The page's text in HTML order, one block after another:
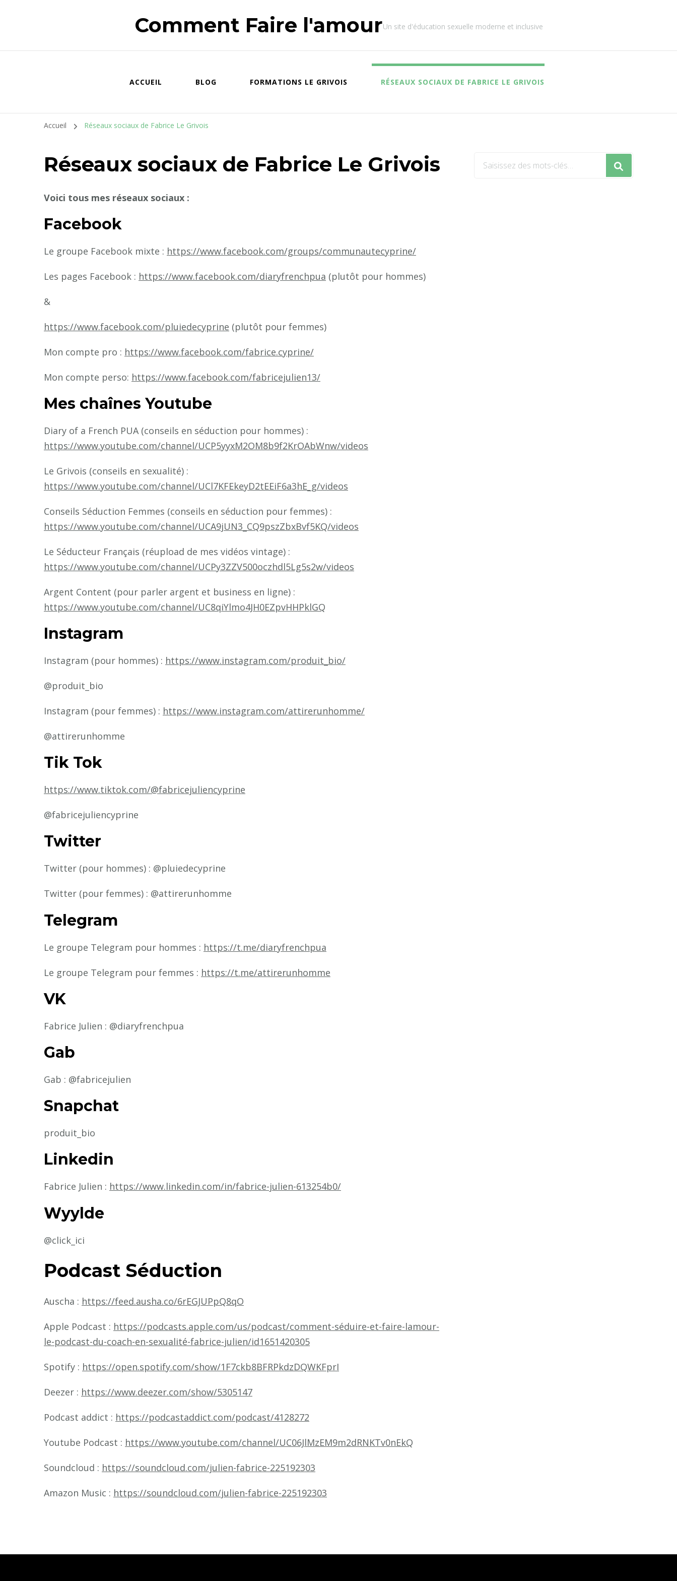
Comment Faire l'amourUn site d'éducation sexuelle moderne et inclusive
ACCUEIL BLOG FORMATIONS LE GRIVOIS RÉSEAUX SOCIAUX DE FABRICE LE GRIVOIS
Accueil Réseaux sociaux de Fabrice Le Grivois
Réseaux sociaux de Fabrice Le Grivois
Voici tous mes réseaux sociaux :
Facebook
Le groupe Facebook mixte : https://www.facebook.com/groups/communautecyprine/
Les pages Facebook : https://www.facebook.com/diaryfrenchpua (plutôt pour hommes)
&
https://www.facebook.com/pluiedecyprine (plutôt pour femmes)
Mon compte pro : https://www.facebook.com/fabrice.cyprine/
Mon compte perso: https://www.facebook.com/fabricejulien13/
Mes chaînes Youtube
Diary of a French PUA (conseils en séduction pour hommes) :
https://www.youtube.com/channel/UCP5yyxM2OM8b9f2KrOAbWnw/videos
Le Grivois (conseils en sexualité) :
https://www.youtube.com/channel/UCl7KFEkeyD2tEEiF6a3hE_g/videos
Conseils Séduction Femmes (conseils en séduction pour femmes) :
https://www.youtube.com/channel/UCA9jUN3_CQ9pszZbxBvf5KQ/videos
Le Séducteur Français (réupload de mes vidéos vintage) :
https://www.youtube.com/channel/UCPy3ZZV500oczhdl5Lg5s2w/videos
Argent Content (pour parler argent et business en ligne) :
https://www.youtube.com/channel/UC8qiYlmo4JH0EZpvHHPklGQ
Instagram
Instagram (pour hommes) : https://www.instagram.com/produit_bio/
@produit_bio
Instagram (pour femmes) : https://www.instagram.com/attirerunhomme/
@attirerunhomme
Tik Tok
https://www.tiktok.com/@fabricejuliencyprine
@fabricejuliencyprine
Twitter
Twitter (pour hommes) : @pluiedecyprine
Twitter (pour femmes) : @attirerunhomme
Telegram
Le groupe Telegram pour hommes : https://t.me/diaryfrenchpua
Le groupe Telegram pour femmes : https://t.me/attirerunhomme
VK
Fabrice Julien : @diaryfrenchpua
Gab
Gab : @fabricejulien
Snapchat
produit_bio
Linkedin
Fabrice Julien : https://www.linkedin.com/in/fabrice-julien-613254b0/
Wyylde
@click_ici
Podcast Séduction
Auscha : https://feed.ausha.co/6rEGJUPpQ8qO
Apple Podcast : https://podcasts.apple.com/us/podcast/comment-séduire-et-faire-lamour-
le-podcast-du-coach-en-sexualité-fabrice-julien/id1651420305
Spotify : https://open.spotify.com/show/1F7ckb8BFRPkdzDQWKFprI
Deezer : https://www.deezer.com/show/5305147
Podcast addict : https://podcastaddict.com/podcast/4128272
Youtube Podcast : https://www.youtube.com/channel/UC06JlMzEM9m2dRNKTv0nEkQ
Soundcloud : https://soundcloud.com/julien-fabrice-225192303
Amazon Music : https://soundcloud.com/julien-fabrice-225192303
Vous